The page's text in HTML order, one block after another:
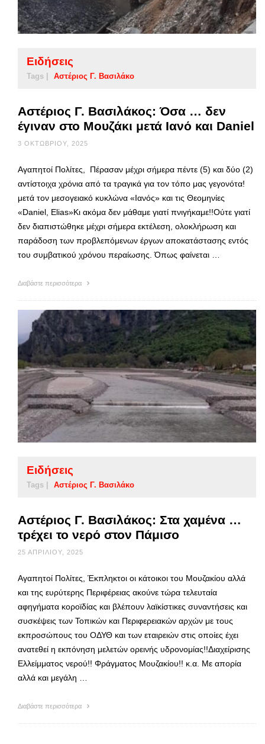
Ειδήσεις
Tags | Αστέριος Γ. Βασιλάκο
Αστέριος Γ. Βασιλάκος: Όσα … δεν
έγιναν στο Μουζάκι μετά Ιανό και Daniel
3 ΟΚΤΩΒΡΊΟΥ, 2025
Αγαπητοί Πολίτες, Πέρασαν μέχρι σήμερα πέντε (5) και δύο (2)
αντίστοιχα χρόνια από τα τραγικά για τον τόπο μας γεγονότα!
μετά τον μεσογειακό κυκλώνα «Ιανός» και τις Θεομηνίες
«Daniel, Elias»Κι ακόμα δεν μάθαμε γιατί πνιγήκαμε!!Ούτε γιατί
δεν διαπιστώθηκε μέχρι σήμερα εκτέλεση, ολοκλήρωση και
παράδοση των προβλεπόμενων έργων αποκατάστασης εντός
του συμβατικού χρόνου περαίωσης. Όπως φαίνεται …
Διαβάστε περισσότερα
Ειδήσεις
Tags | Αστέριος Γ. Βασιλάκο
Αστέριος Γ. Βασιλάκος: Στα χαμένα …
τρέχει το νερό στον Πάμισο
25 ΑΠΡΙΛΊΟΥ, 2025
Αγαπητοί Πολίτες, Έκπληκτοι οι κάτοικοι του Μουζακίου αλλά
και της ευρύτερης Περιφέρειας ακούνε τώρα τελευταία
αφηγήματα κοροϊδίας και βλέπουν λαϊκίστικες συναντήσεις και
συσκέψεις των Τοπικών και Περιφερειακών αρχών με τους
εκπροσώπους του ΟΔΥΘ και των εταιρειών στις οποίες έχει
ανατεθεί η εκπόνηση μελετών ορεινής υδρονομίας!!Διαχείρισης
Ελλείμματος νερού!! Φράγματος Μουζακίου!! κ.α. Με απορία
αλλά και μεγάλη …
Διαβάστε περισσότερα